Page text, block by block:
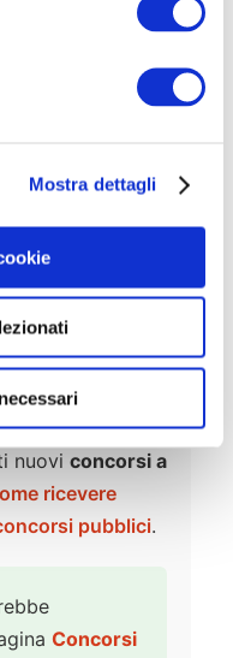
Mostra dettagli
Concorsi
una notifica
nuovi concorsi a
ricevere
pubblici.
Concorsi